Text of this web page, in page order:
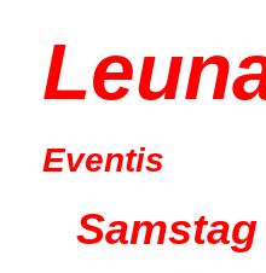
Leu
Eventis
Samstag